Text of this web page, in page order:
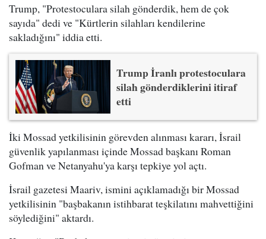
Trump, "Protestoculara silah gönderdik, hem de çok
sayıda" dedi ve "Kürtlerin silahları kendilerine
sakladığını" iddia etti.
Trump İranlı protestoculara
silah gönderdiklerini itiraf
etti
İki Mossad yetkilisinin görevden alınması kararı, İsrail
güvenlik yapılanması içinde Mossad başkanı Roman
Gofman ve Netanyahu'ya karşı tepkiye yol açtı.
İsrail gazetesi Maariv, ismini açıklamadığı bir Mossad
yetkilisinin "başbakanın istihbarat teşkilatını mahvettiğini
söylediğini" aktardı.